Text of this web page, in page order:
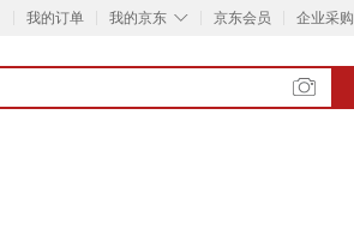
我的订单 ◇
我的京东 京东会员 企业采购